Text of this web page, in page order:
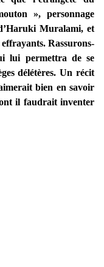
», personnage
Muralami, et
Rassurons-
lui permettra de se
délétères. Un récit
bien en savoir
il faudrait inventer